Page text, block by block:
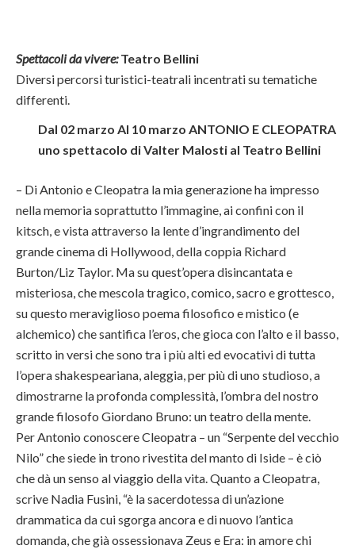
Spettacoli da vivere:Teatro Bellini
Diversi percorsi turistici-teatrali incentrati su tematiche
differenti.
Dal 02 marzo Al 10 marzo ANTONIO E CLEOPATRA
uno spettacolo di Valter Malosti al Teatro Bellini
– Di Antonio e Cleopatra la mia generazione ha impresso
nella memoria soprattutto l’immagine, ai confini con il
kitsch, e vista attraverso la lente d’ingrandimento del
grande cinema di Hollywood, della coppia Richard
Burton/Liz Taylor. Ma su quest’opera disincantata e
misteriosa, che mescola tragico, comico, sacro e grottesco,
su questo meraviglioso poema filosofico e mistico (e
alchemico) che santifica l’eros, che gioca con l’alto e il basso,
scritto in versi che sono tra i più alti ed evocativi di tutta
l’opera shakespeariana, aleggia, per più di uno studioso, a
dimostrarne la profonda complessità, l’ombra del nostro
grande filosofo Giordano Bruno: un teatro della mente.
Per Antonio conoscere Cleopatra – un “Serpente del vecchio
Nilo” che siede in trono rivestita del manto di Iside – è ciò
che dà un senso al viaggio della vita. Quanto a Cleopatra,
scrive Nadia Fusini, “è la sacerdotessa di un’azione
drammatica da cui sgorga ancora e di nuovo l’antica
domanda, che già ossessionava Zeus e Era: in amore chi